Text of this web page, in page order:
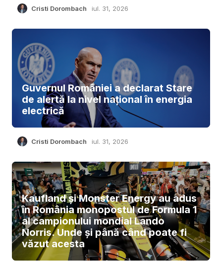
Cristi Dorombach iul. 31, 2026
Guvernul României a declarat Stare
de alertă la nivel național în energia
electrică
Cristi Dorombach iul. 31, 2026
Kaufland și Monster Energy au adus
în România monopostul de Formula 1
al campionului mondial Lando
Norris. Unde și până când poate fi
văzut acesta